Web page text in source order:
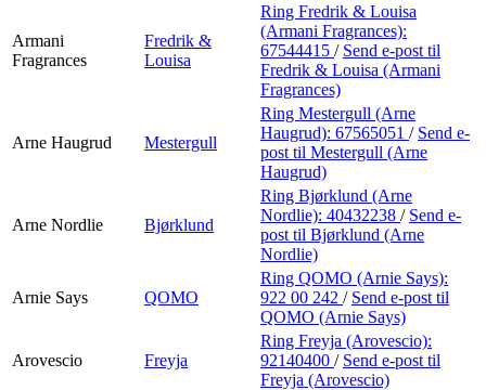
Armani
Fragrances
Fredrik &
Louisa
Ring Fredrik & Louisa
(Armani Fragrances):
67544415 / Send e-post til
Fredrik & Louisa (Armani
Fragrances)
Arne Haugrud Mestergull
Ring Mestergull (Arne
Haugrud): 67565051 / Send e-
post til Mestergull (Arne
Haugrud)
Arne Nordlie Bjørklund
Ring Bjørklund (Arne
Nordlie): 40432238 / Send e-
post til Bjørklund (Arne
Nordlie)
Arnie Says QOMO
Ring QOMO (Arnie Says):
922 00 242 / Send e-post til
QOMO (Arnie Says)
Arovescio Freyja
Ring Freyja (Arovescio):
92140400 / Send e-post til
Freyja (Arovescio)